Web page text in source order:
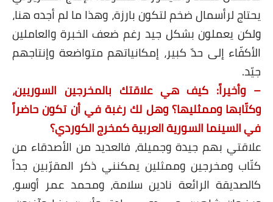
يحتاج لرأسمال ضخم لتكون بارزة، وهذا ما لم أجده هنا،
ولكن يعملون بشكل جيد رغم ضعف الخبرة والعاملين
الأكفّاء إلى حدّ كبير، إمكانياتهم متواضعة وإنتاجهم
جيّد.
– وأخيراً: كيف هي علاقتك بالمخرجين السوريين،
وكتّابها وممثليها؟ وهل لك رغبة في أن تكون حاضراً
في السينما السورية العربية كمخرج الكوردي؟
علاقتي بهم جيدة وجميلة، فالعديد من الأصدقاء من
كتّاب ومخرجين وممثلين يمكنني ذكر المقرّبين جداً
كالصديقة الرائعة نادين سلامة، ومحمد عمر أوسو،